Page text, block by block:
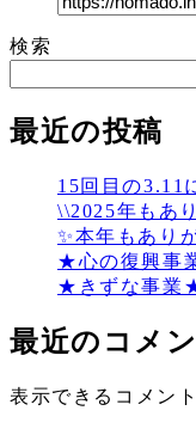
検索
最近の投稿
15回目の3.11
\\2025年もあ
✨本年もあり
★心の復興事
★きずな事業
最近のコメ
表示できるコメン